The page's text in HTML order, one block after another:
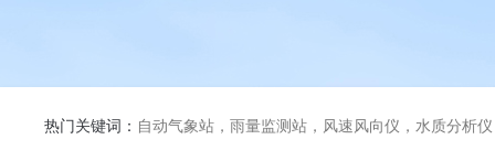
热门关键词： 自动气象站，雨量监测站，风速风向仪，水质分析